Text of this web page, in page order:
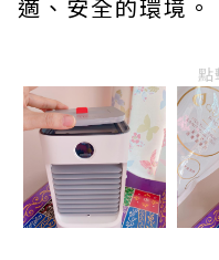
適、安全的環境。
點